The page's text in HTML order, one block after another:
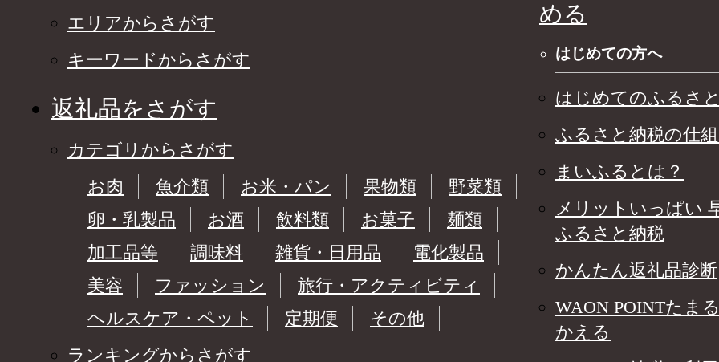
エリアからさがす
キーワードからさがす
返礼品をさがす
カテゴリからさがす
お肉
魚介類 お米・パン 果物類
野菜類
卵・乳製品
お酒 飲料類 お菓子
麺類
加工品等
調味料 雑貨・日用品
電化製品
美容
ファッション
旅行・アクティビティ
ヘルスケア・ペット
定期便
その他
ランキングからさがす
める
はじめての方へ
はじめてのふるさ
ふるさと納税の仕
まいふるとは？
メリットいっぱい
ふるさと納税
かんたん返礼品診断
WAON POINTたま
かえる